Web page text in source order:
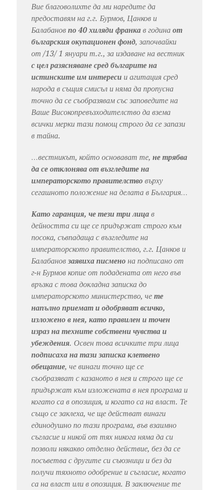
Вие благоволихте да ми наредите да
предоставям на г.г. Бурмов, Цанков и
Балабанов по 40 хиляди франкав година от
българския окупационен фонд, започвайки
от /13/ 1 януари т.г., за издаване на вестник
с цел разясняване сред българите на
истинските им интересии агитация сред
народа в същия смисъл и няма да пропусна
точно да се съобразявам със заповедите на
Ваше Високопревъзходителство да взема
всички мерки тази помощ строго да се запази
в тайна.
…вестникът, който основават те, не трябва
да се отклонява от възгледите на
императорското правителствовърху
сегашното положение на делата в България…
Като гаранция, че тези три лицав
дейността си ще се придържат строго към
посока, съвпадаща с възгледите на
императорското правителство, г.г. Цанков и
Балабанов заявиха писменона подписано от
г-н Бурмов копие от подадената от него във
връзка с това докладна записка до
императорското министерство, че те
напълно приемат и одобряват всичко,
изложено в нея, като правилен и точен
израз на техните собствени чувства и
убеждения. Освен това всичките три лица
подписаха на тази записка клетвено
обещание, че винаги точно ще се
съобразяват с казаното в нея и строго ще се
придържат към изложената в нея програма и
когато са в опозиция, и когато са на власт. Те
също се заклеха, че ще действат винаги
единодушно по тази програма, във взаимно
съгласие и никой от тях никога няма да си
позволи някакво отделно действие, без да се
посъветва с другите си съюзници и без да
получи тяхното одобрение и съгласие, когато
са на власт или в опозиция. В заключение те